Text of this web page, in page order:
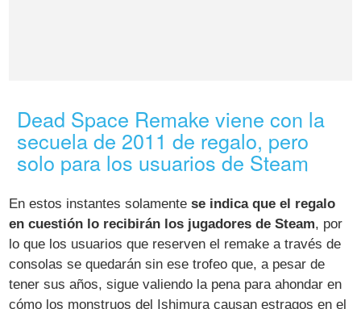
Dead Space Remake viene con la
secuela de 2011 de regalo, pero
solo para los usuarios de Steam
En estos instantes solamentese indica que el regalo
en cuestión lo recibirán los jugadores de Steam, por
lo que los usuarios que reserven el remake a través de
consolas se quedarán sin ese trofeo que, a pesar de
tener sus años, sigue valiendo la pena para ahondar en
cómo los monstruos del Ishimura causan estragos en el